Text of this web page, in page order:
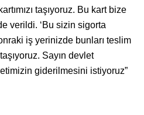
taşıyoruz. Bu kart bize
verildi. ‘Bu sizin sigorta
iş yerinizde bunları teslim
Sayın devlet
giderilmesini istiyoruz”